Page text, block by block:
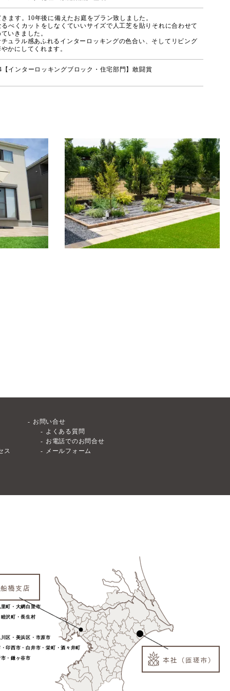
ます。10年後に備えたお庭をプラン致しました。
べくカットをしなくていいサイズで人工芝を貼りそれに合わせて
いきました。
ュラル感あふれるインターロッキングの色合い、そしてリビング
かにしてくれます。
インターロッキングブロック・住宅部門】敢闘賞
ス
お問い合せ
よくある質問
お電話でのお問合せ
メールフォーム
町・大網白里市
沢町・長生村
区・美浜区・市原市
印西市・白井市・栄町・酒々井町
・鎌ヶ谷市